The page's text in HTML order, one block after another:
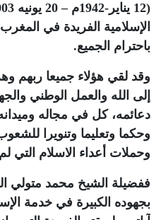
(
12 يناير -
1942م
الإسلامية الفريدة في
باحترام الجميع.
وقد لقي هؤلاء جميعا ربهم
إلى الله والعمل الوطني
دعائمه، كل في مجاله
وحكما وتعليما وتنويرا
وحملات أعداء الاسلام
ففضيلة الشيخ محمد متولي
بجهوده الكبيرة في خدمة